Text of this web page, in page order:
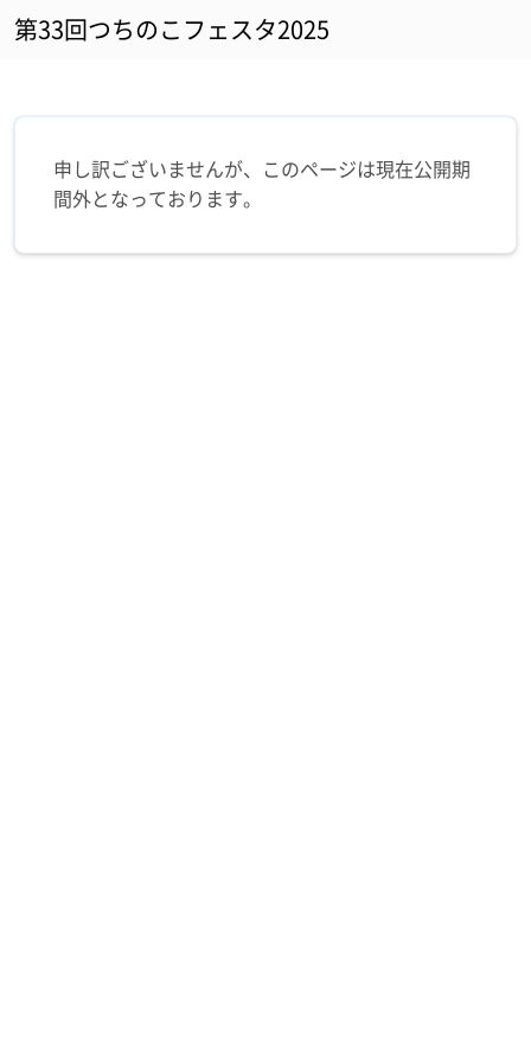
第33回つちのこフェスタ2025
申し訳ございませんが、このページは現在公開期
間外となっております。